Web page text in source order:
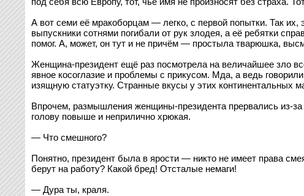
А вот семи её мракоборцам — легко, с первой попытки. Так
выпускники сотнями погибали от рук злодея, а её ребятки
помог. А, может, он тут и не причём — простыла тварюшка,
Женщина-президент ещё раз посмотрела на величайшее зло
явное косоглазие и проблемы с прикусом. Мда, а ведь
изящную статуэтку. Странные вкусы у этих континентальных
Впрочем, размышления женщины-президента прервались из-за
голову повыше и неприлично хрюкая.
— Что смешного?
Понятно, президент была в ярости — никто не имеет права
берут на работу? Какой бред! Отсталые немаги!
— Дура ты, краля.